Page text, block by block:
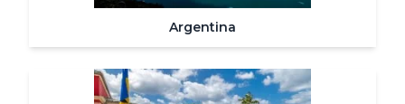
Argentina